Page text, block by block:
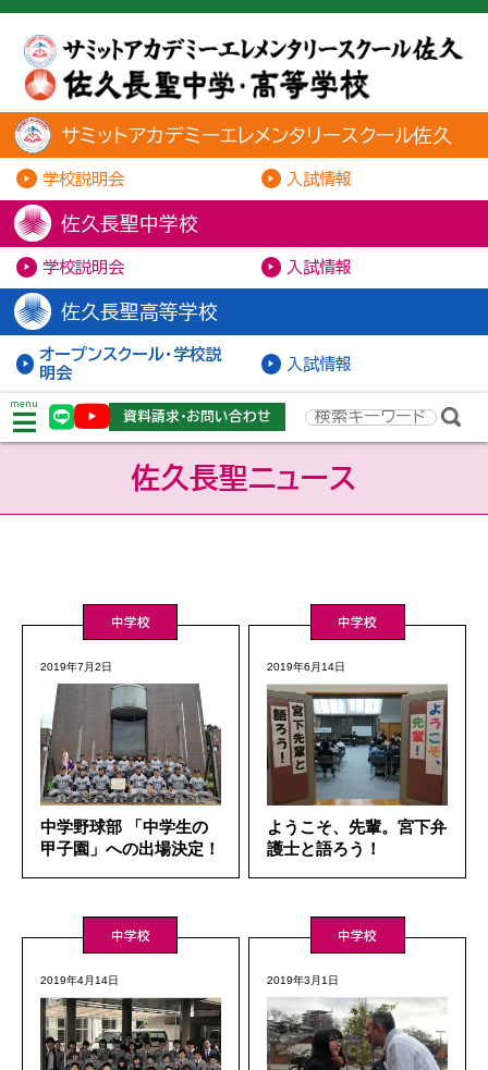
サミットアカデミーエレメンタリースクール佐久
学校説明会 入試情報
佐久長聖中学校
学校説明会 入試情報
佐久長聖高等学校
オープンスクール・学校説
明会
入試情報
menu
資料請求・お問い合わせ
佐久長聖ニュース
中学校
2019年7月2日
中学野球部 「中学生の
甲子園」への出場決定！
中学校
2019年6月14日
ようこそ、先輩。宮下弁
護士と語ろう！
中学校
2019年4月14日
中学校
2019年3月1日